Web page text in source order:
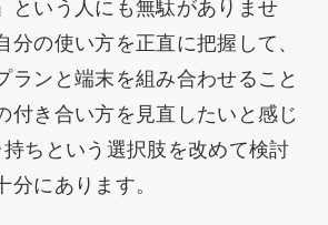
という人にも無駄がありませ
分の使い方を正直に把握して、
ランと端末を組み合わせること
付き合い方を見直したいと感じ
ちという選択肢を改めて検討
分にあります。​​​​​​​​​